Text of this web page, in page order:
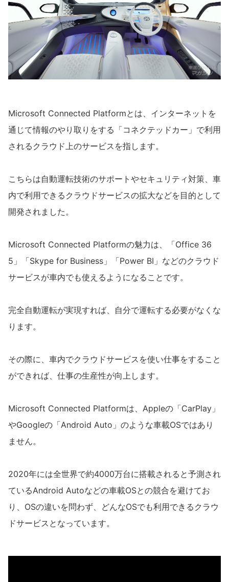
Microsoft Connected Platformとは、インターネットを
通じて情報のやり取りをする「コネクテッドカー」で利用
されるクラウド上のサービスを指します。
こちらは自動運転技術のサポートやセキュリティ対策、車
内で利用できるクラウドサービスの拡大などを目的として
開発されました。
Microsoft Connected Platformの魅力は、「Office 36
5」「Skype for Business」「Power BI」などのクラウド
サービスが車内でも使えるようになることです。
完全自動運転が実現すれば、自分で運転する必要がなくな
ります。
その際に、車内でクラウドサービスを使い仕事をすること
ができれば、仕事の生産性が向上します。
Microsoft Connected Platformは、Appleの「CarPlay」
やGoogleの「Android Auto」のような車載OSではあり
ません。
2020年には全世界で約4000万台に搭載されると予測され
ているAndroid Autoなどの車載OSとの競合を避けてお
り、OSの違いを問わず、どんなOSでも利用できるクラウ
ドサービスとなっています。